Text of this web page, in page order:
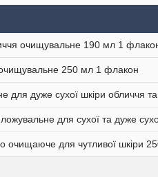
очищувальне 190 мл 1
250 мл 1 флакон
для дуже сухої шкіри обличчя
для сухої та дуже
очищаюче для чутливої шкіри